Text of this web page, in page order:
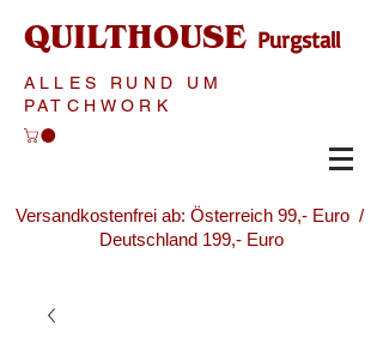
QUILTHOUSE Purgstall
ALLES RUND UM
PATCHWORK
Versandkostenfrei ab: Österreich 99,- Euro /
Deutschland 199,- Euro